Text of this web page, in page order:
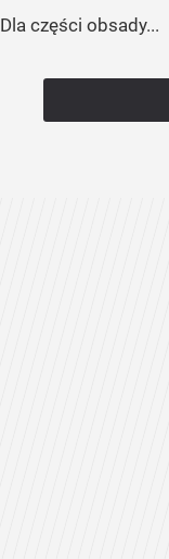
Dla części obsady...